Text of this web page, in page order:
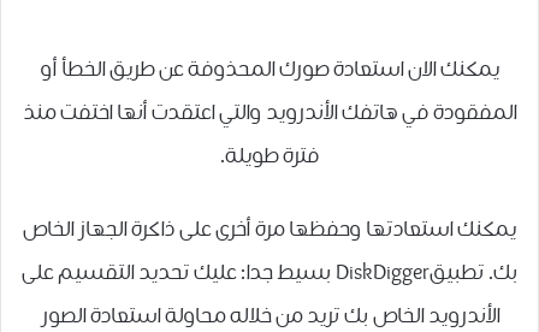
يمكنك الان استعادة صورك المحذوفة عن طريق الخطأ أو
المفقودة في هاتفك الأندرويد والتي اعتقدت أنها اختفت منذ
فترة طويلة.
يمكنك استعادتها وحفظها مرة أخرى على ذاكرة الجهاز الخاص
بك. تطبيقDiskDigger بسيط جدا: عليك تحديد التقسيم على
الأندرويد الخاص بك تريد من خلاله محاولة استعادة الصور